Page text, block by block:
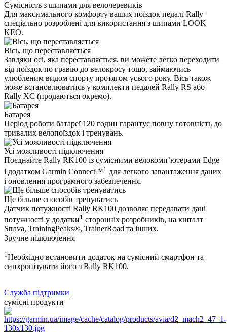
Сумісність з шипами для велочеревиків
Для максимального комфорту ваших поїздок педалі Rally
спеціально розроблені для використання з шипами LOOK
KEO.
Вісь, що переставляється
Завдяки осі, яка переставляється, ви можете легко переходити
від поїздок по гравію до велокросу тощо, займаючись
улюбленим видом спорту протягом усього року. Вісь також
може встановлюватись у комплекти педалей Rally RS або
Rally XC (продаються окремо).
Батарея
Період роботи батареї 120 годин гарантує повну готовність до
тривалих велопоїздок і тренувань.
Усі можливості підключення
Поєднайте Rally RK100 із сумісними велокомп’ютерами Edge
і додатком Garmin Connect™1 для легкого завантаження даних
і оновлення програмного забезпечення.
Ще більше способів тренуватись
Датчик потужності Rally RK100 дозволяє передавати дані
потужності у додатки1 сторонніх розробників, на кшталт
Strava, TrainingPeaks®, TrainerRoad та інших.
Зручне підключення
1 Необхідно встановити додаток на сумісний смартфон та
синхронізувати його з Rally RK100.
Служба підтримки
сумісні продукти